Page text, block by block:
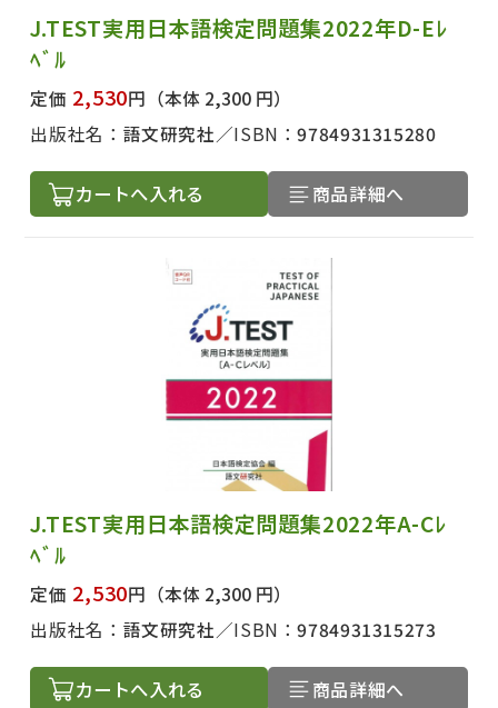
J.TEST実用日本語検定問題集2022年D-Eﾚ
ﾍﾞﾙ
定価 2,530円 （本体 2,300 円）
出版社名： 語文研究社 ISBN：9784931315280
カートへ入れる 商品詳細へ
J.TEST実用日本語検定問題集2022年A-Cﾚ
ﾍﾞﾙ
定価 2,530円 （本体 2,300 円）
出版社名： 語文研究社 ISBN：9784931315273
カートへ入れる 商品詳細へ